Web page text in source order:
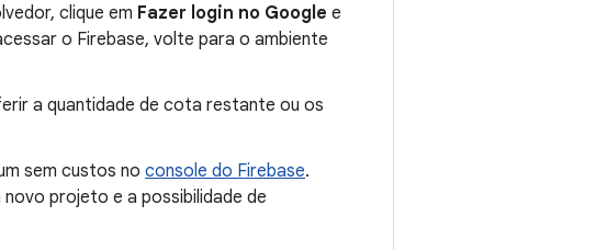
clique em Fazer login no Google e
o Firebase, volte para o ambiente
a quantidade de cota restante ou os
sem custos no console do Firebase.
projeto e a possibilidade de